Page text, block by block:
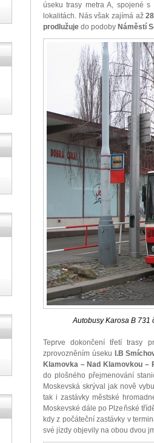
úseku trasy metra A, spojené
lokalitách. Nás však zajímá až
prodlužuje do podoby Náměstí
Autobusy Karosa B 731
Teprve dokončení třetí trasy
zprovozněním úseku I.B
Klamovka – Nad Klamovkou –
do plošného přejmenování
Moskevská skrýval jak nově
tak i zastávky městské
Moskevské dále po Plzeňské
kdy z počáteční zastávky v
své jízdy objevily na obou dvou